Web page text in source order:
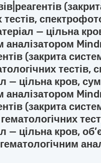
тестів,
— цільна
аналізатором
(закрита
— цільна кров,
аналізатором
(закрита
— цільна кров,